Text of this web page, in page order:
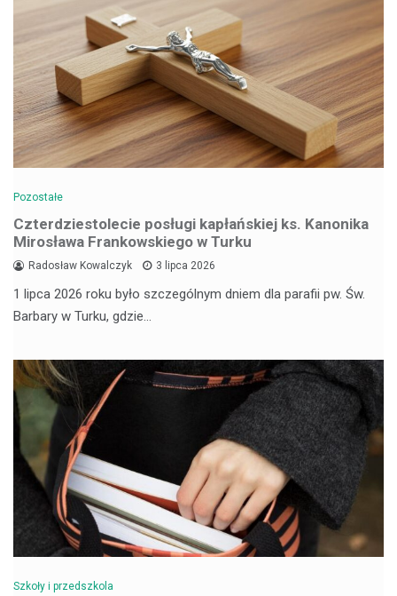
Pozostałe
Czterdziestolecie posługi kapłańskiej ks. Kanonika
Mirosława Frankowskiego w Turku
Radosław Kowalczyk 3 lipca 2026
1 lipca 2026 roku było szczególnym dniem dla parafii pw. Św.
Barbary w Turku, gdzie…
Szkoły i przedszkola